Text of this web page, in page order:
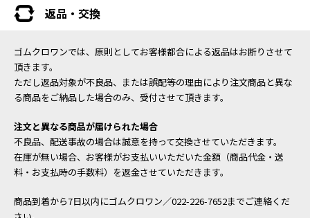
返品・交換
ゴムクロワンでは、原則としてお客様都合による返品はお断りさせて
頂きます。
ただし返品対象が不良品、または誤配等の理由により注文商品と異な
る商品をご納品した場合のみ、受付させて頂きます。
注文と異なる商品が届けられた場合
不良品、配送事故の場合は誠意を持って交換させていただきます。
在庫が無い場合、お客様がお支払いいただいた金額（商品代金・送
料・お支払時の手数料）を返金させていただきます。
商品到着から7日以内にゴムクロワン／022-226-7652までご連絡くだ